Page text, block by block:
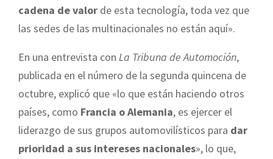
cadena de valor de esta tecnología, toda vez que
las sedes de las multinacionales no están aquí».
En una entrevista con La Tribuna de Automoción,
publicada en el número de la segunda quincena de
octubre, explicó que «lo que están haciendo otros
países, como Francia o Alemania, es ejercer el
liderazgo de sus grupos automovilísticos para dar
prioridad a sus intereses nacionales», lo que,